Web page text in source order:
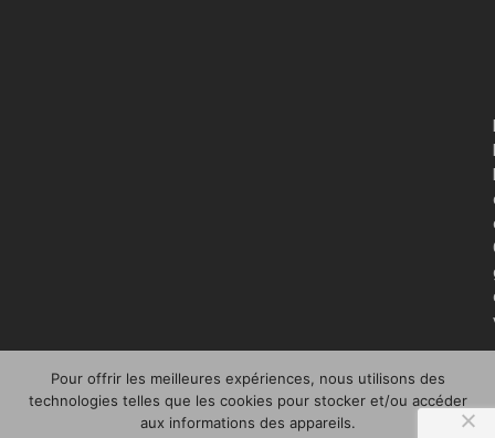
Pour offrir les meilleures expériences, nous utilisons des
technologies telles que les cookies pour stocker et/ou accéder
aux informations des appareils.